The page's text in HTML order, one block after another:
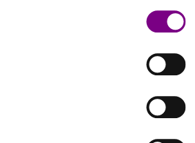
Ansprechpartner und Standorte entdecken
Alle wichtigen Unterlagen an einem Ort